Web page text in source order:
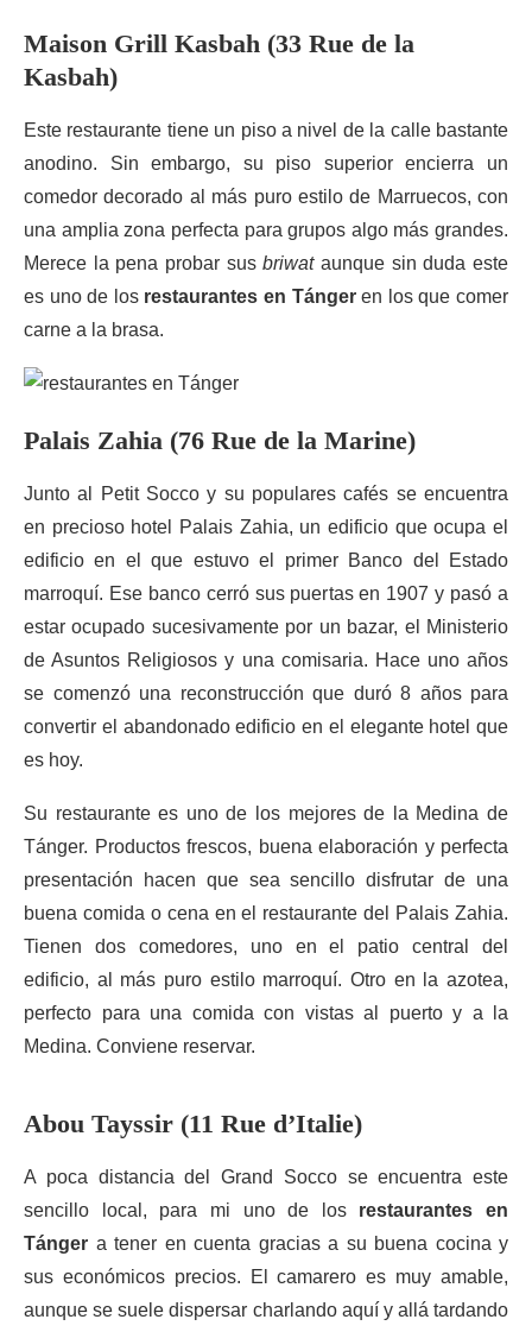
Maison Grill Kasbah (33 Rue de la
Kasbah)
Este restaurante tiene un piso a nivel de la calle bastante
anodino. Sin embargo, su piso superior encierra un
comedor decorado al más puro estilo de Marruecos, con
una amplia zona perfecta para grupos algo más grandes.
Merece la pena probar susbriwataunque sin duda este
es uno de los restaurantes en Tángeren los que comer
carne a la brasa.
Palais Zahia (76 Rue de la Marine)
Junto al Petit Socco y su populares cafés se encuentra
en precioso hotel Palais Zahia, un edificio que ocupa el
edificio en el que estuvo el primer Banco del Estado
marroquí. Ese banco cerró sus puertas en 1907 y pasó a
estar ocupado sucesivamente por un bazar, el Ministerio
de Asuntos Religiosos y una comisaria. Hace uno años
se comenzó una reconstrucción que duró 8 años para
convertir el abandonado edificio en el elegante hotel que
es hoy.
Su restaurante es uno de los mejores de la Medina de
Tánger. Productos frescos, buena elaboración y perfecta
presentación hacen que sea sencillo disfrutar de una
buena comida o cena en el restaurante del Palais Zahia.
Tienen dos comedores, uno en el patio central del
edificio, al más puro estilo marroquí. Otro en la azotea,
perfecto para una comida con vistas al puerto y a la
Medina. Conviene reservar.
Abou Tayssir (11 Rue d’Italie)
A poca distancia del Grand Socco se encuentra este
sencillo local, para mi uno de los restaurantes en
Tánger a tener en cuenta gracias a su buena cocina y
sus económicos precios. El camarero es muy amable,
aunque se suele dispersar charlando aquí y allá tardando